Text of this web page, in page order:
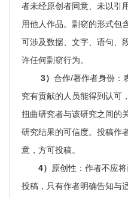
者未经原创者同意、未以引
用他人作品。剽窃的形式包
可涉及数据、文字、语句、
许任何剽窃行为。
3） 合作/著作者身份：
究有贡献的人员能得到认可
扭曲研究者与该研究之间的
研究结果的可信度。投稿作
意，方可投稿。
4）
原创性：作者不应
投稿，只有作者明确告知与